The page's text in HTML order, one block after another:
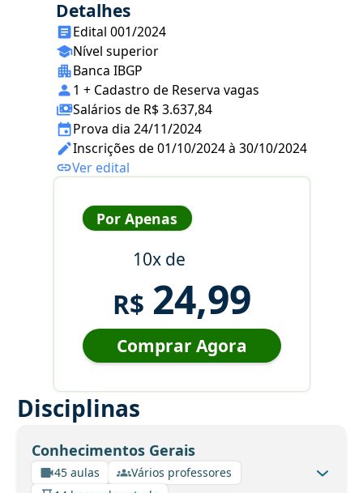
Detalhes
Edital 001/2024
Nível superior
Banca IBGP
1 + Cadastro de Reserva vagas
Salários de R$ 3.637,84
Prova dia 24/11/2024
Inscrições de 01/10/2024 à 30/10/2024
Ver edital
Por Apenas
10x de
R$ 24,99
Comprar Agora
Disciplinas
Conhecimentos Gerais
45 aulas
Vários professores